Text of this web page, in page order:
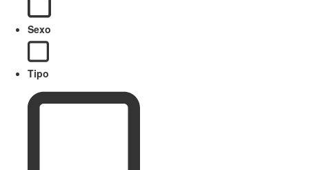
Sexo
Tipo